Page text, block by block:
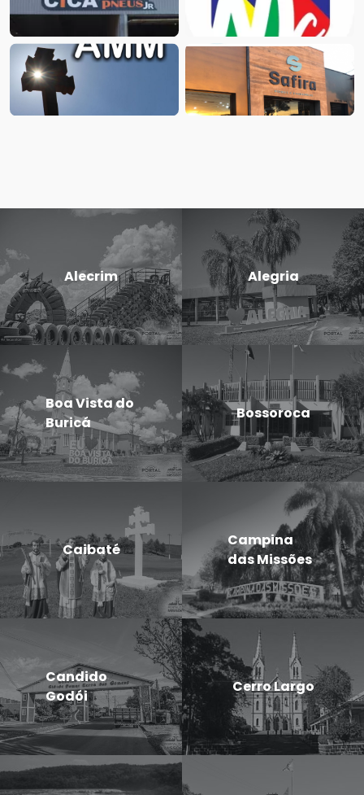
Alecrim Alegria
Boa Vista do
Buricá
Bossoroca
Caibaté
Campina
das Missões
Candido
Godói
Cerro Largo